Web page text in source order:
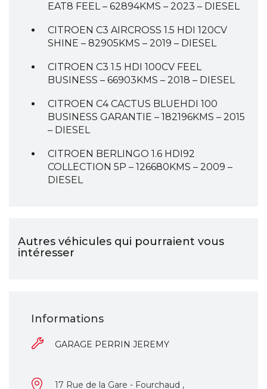
EAT8 FEEL – 62894KMS – 2023 – DIESEL
CITROEN C3 AIRCROSS 1.5 HDI 120CV
SHINE – 82905KMS – 2019 – DIESEL
CITROEN C3 1.5 HDI 100CV FEEL
BUSINESS – 66903KMS – 2018 – DIESEL
CITROEN C4 CACTUS BLUEHDI 100
BUSINESS GARANTIE – 182196KMS – 2015
– DIESEL
CITROEN BERLINGO 1.6 HDI92
COLLECTION 5P – 126680KMS – 2009 –
DIESEL
Autres véhicules qui pourraient vous
intéresser
Informations
GARAGE PERRIN JEREMY
17 Rue de la Gare - Fourchaud ,